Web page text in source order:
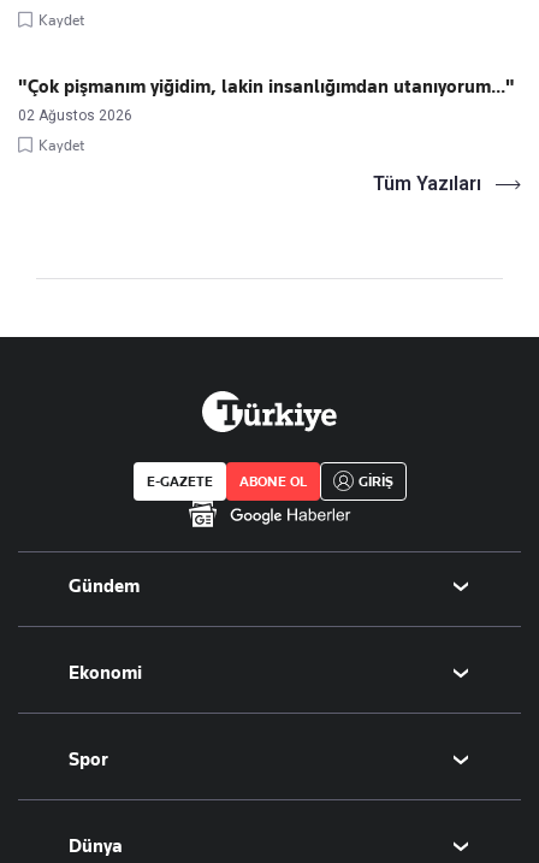
Kaydet
"Çok pişmanım yiğidim, lakin insanlığımdan utanıyorum..."
02 Ağustos 2026
Kaydet
Tüm Yazıları
E-GAZETE ABONE OL GİRİŞ
Gündem
Politika
Eğitim
Ekonomi
Borsa
Altın
Döviz
Hisse Senedi
Spor
Futbol
Puan Durumu
Dünya